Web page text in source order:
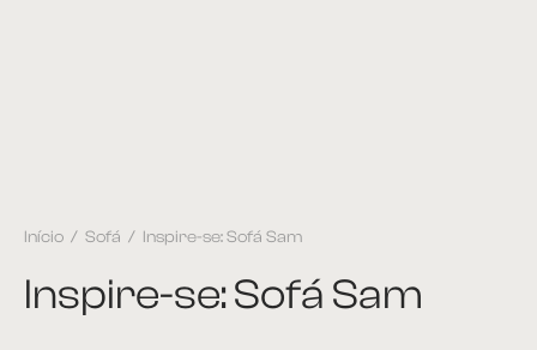
Início / Sofá / Inspire-se: Sofá Sam
Inspire-se: Sofá Sam